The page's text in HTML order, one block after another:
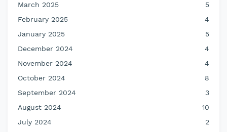
March 2025
5
February 2025
4
January 2025
5
December 2024
4
November 2024
4
October 2024
8
September 2024
3
August 2024
10
July 2024
2